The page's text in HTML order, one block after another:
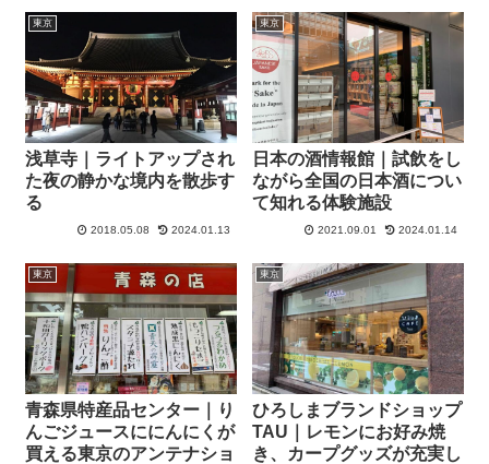
東京
浅草寺｜ライトアップされ
た夜の静かな境内を散歩す
る
2018.05.08 2024.01.13
東京
日本の酒情報館｜試飲をし
ながら全国の日本酒につい
て知れる体験施設
2021.09.01 2024.01.14
東京
青森県特産品センター｜り
んごジュースににんにくが
買える東京のアンテナショ
東京
ひろしまブランドショップ
TAU｜レモンにお好み焼
き、カープグッズが充実し